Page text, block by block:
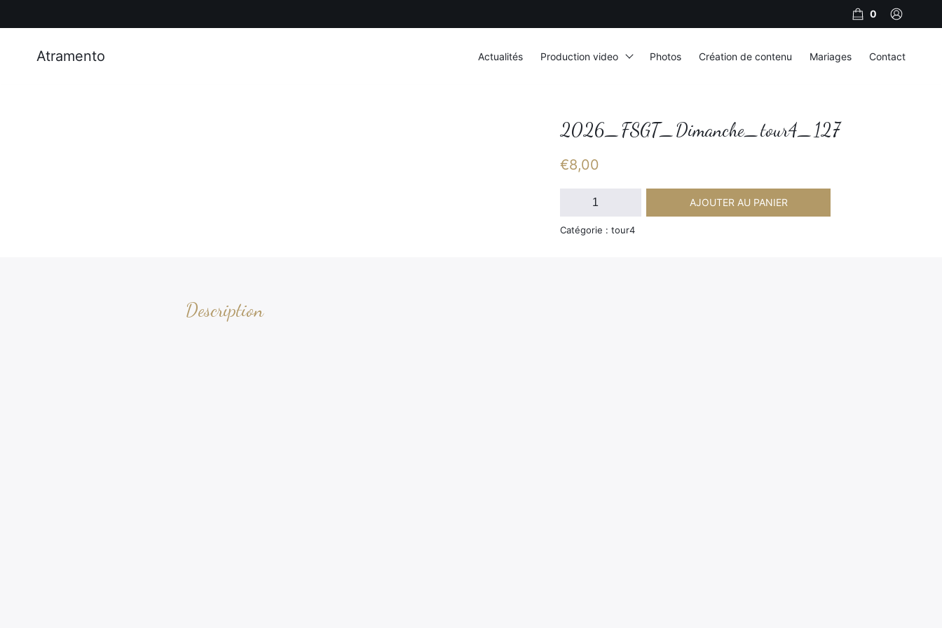
2026_FSGT_Dimanche_tour4_127
€8,00
quantité
2026_FSGT_Dimanche_tour4_127
AJOUTER AU PANIER
Catégorie : tour4
Description
0
Atramento Actualités Production video Photos Création de contenu Mariages Contact